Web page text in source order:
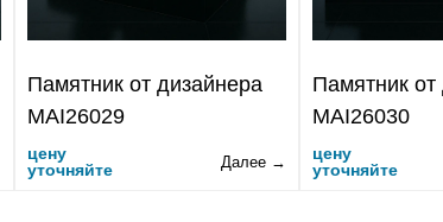
Памятник от дизайнера
MAI26029
цену
уточняйте
Далее →
Памятник от
MAI26030
цену
уточняйте